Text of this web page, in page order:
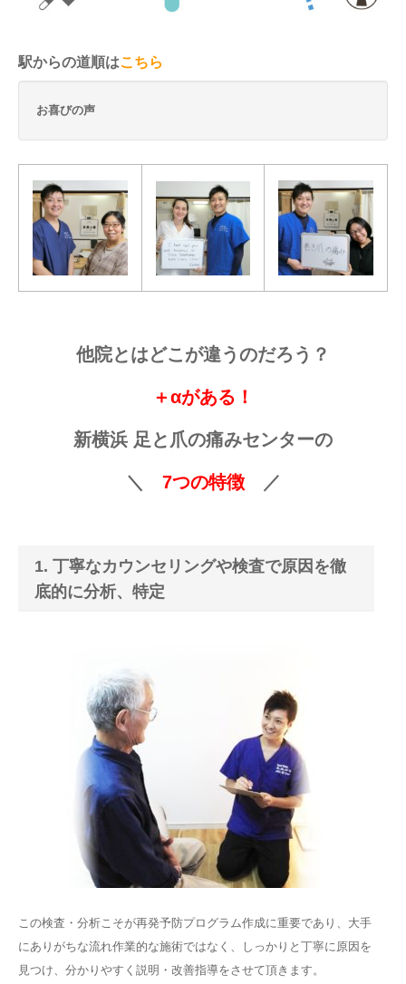
駅からの道順はこちら
お喜びの声
他院とはどこが違うのだろう？
＋αがある！
新横浜 足と爪の痛みセンターの
＼ 7つの特徴／
1. 丁寧なカウンセリングや検査で原因を徹
底的に分析、特定
この検査・分析こそが再発予防プログラム作成に重要であり、大手
にありがちな流れ作業的な施術ではなく、しっかりと丁寧に原因を
見つけ、分かりやすく説明・改善指導をさせて頂きます。